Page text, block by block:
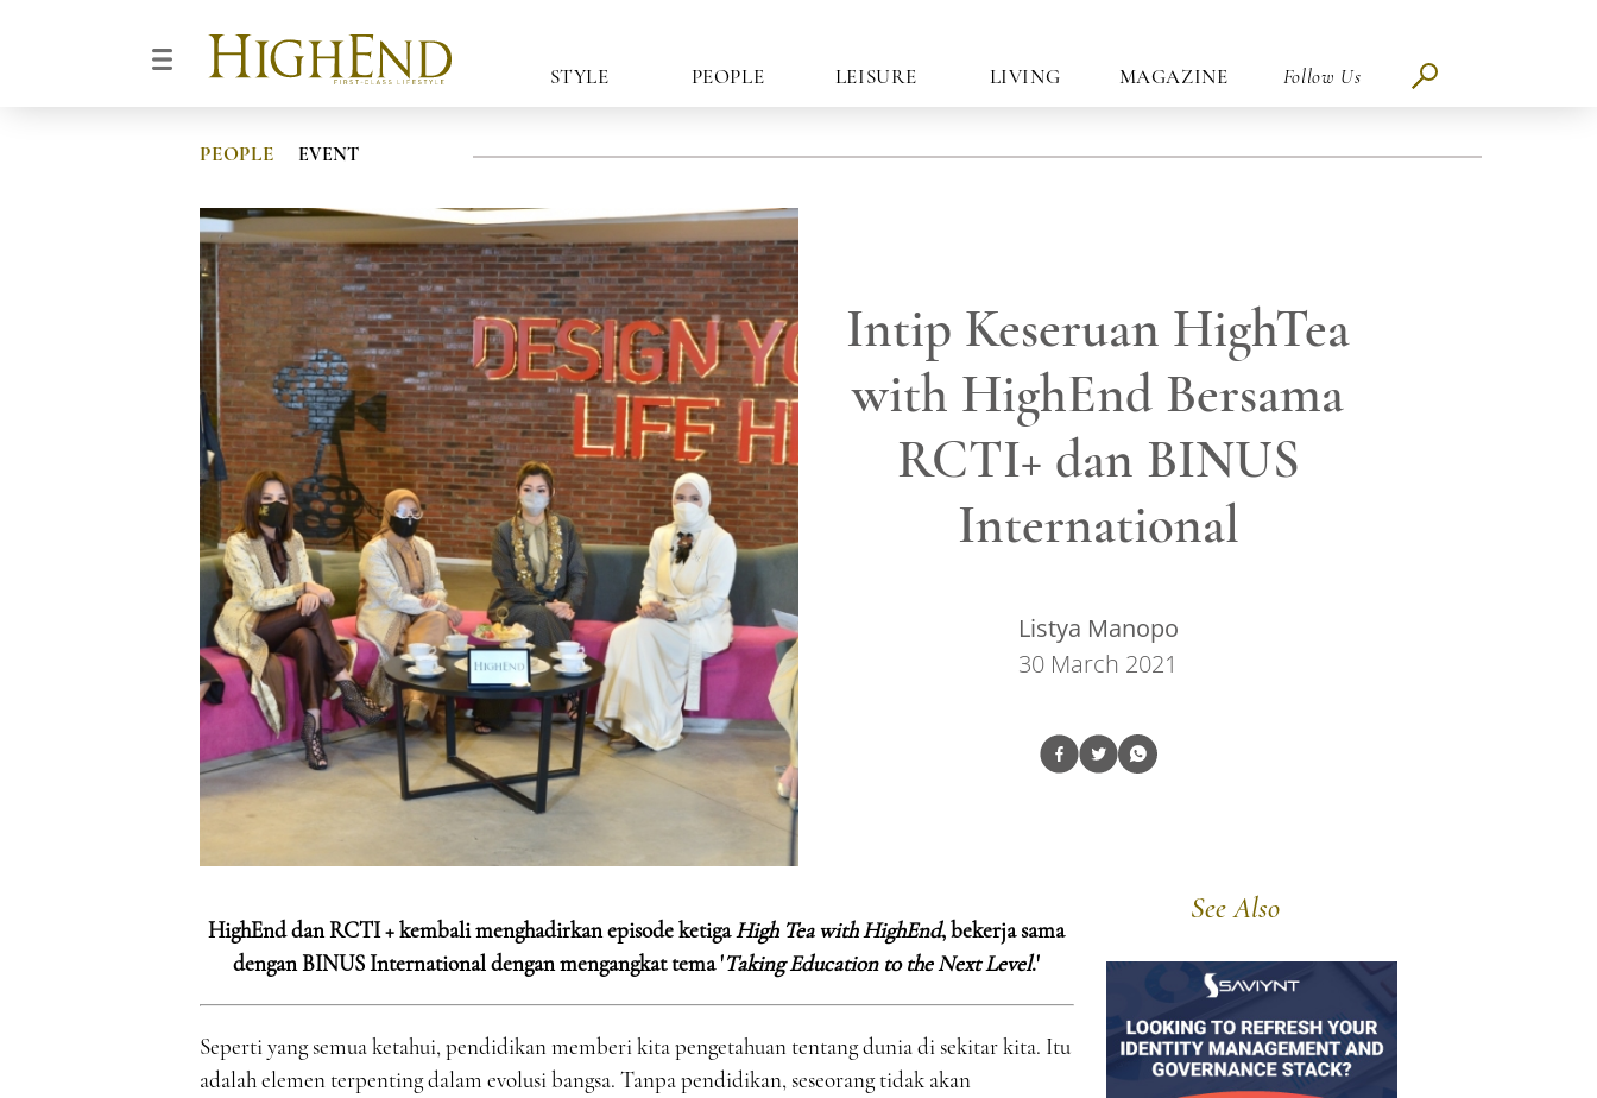
STYLE PEOPLE LEISURE LIVING MAGAZINE Follow Us
PEOPLE EVENT
Intip Keseruan HighTea
with HighEnd Bersama
RCTI+ dan BINUS
International
Listya Manopo
30 March 2021
HighEnd dan RCTI + kembali menghadirkan episode ketigaHigh Tea with HighEnd, bekerja sama
dengan BINUS International dengan mengangkat tema 'Taking Education to the Next Level.'
Seperti yang semua ketahui, pendidikan memberi kita pengetahuan tentang dunia di sekitar kita. Itu
adalah elemen terpenting dalam evolusi bangsa. Tanpa pendidikan, seseorang tidak akan
See Also